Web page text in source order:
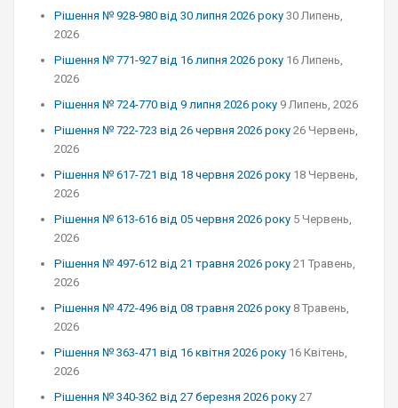
Рішення № 928-980 від 30 липня 2026 року 30 Липень,
2026
Рішення № 771-927 від 16 липня 2026 року 16 Липень,
2026
Рішення № 724-770 від 9 липня 2026 року 9 Липень, 2026
Рішення № 722-723 від 26 червня 2026 року 26 Червень,
2026
Рішення № 617-721 від 18 червня 2026 року 18 Червень,
2026
Рішення № 613-616 від 05 червня 2026 року 5 Червень,
2026
Рішення № 497-612 від 21 травня 2026 року 21 Травень,
2026
Рішення № 472-496 від 08 травня 2026 року 8 Травень,
2026
Рішення № 363-471 від 16 квітня 2026 року 16 Квітень,
2026
Рішення № 340-362 від 27 березня 2026 року 27